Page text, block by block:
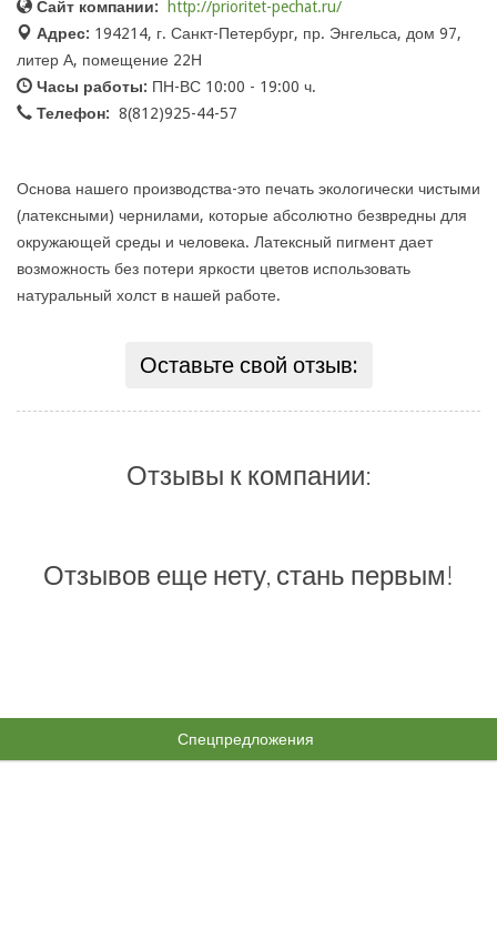
Сайт компании:
http://prioritet-pechat.ru/
Адрес: 194214, г. Санкт-Петербург, пр. Энгельса, дом 97,
литер А, помещение 22Н
Часы работы: ПН-ВС 10:00 - 19:00 ч.
Телефон: 8(812)925-44-57
Основа нашего производства-это печать экологически чистыми
(латексными) чернилами, которые абсолютно безвредны для
окружающей среды и человека. Латексный пигмент дает
возможность без потери яркости цветов использовать
натуральный холст в нашей работе.
Оставьте свой отзыв:
Отзывы к компании:
Отзывов еще нету, стань первым!
Спецпредложения